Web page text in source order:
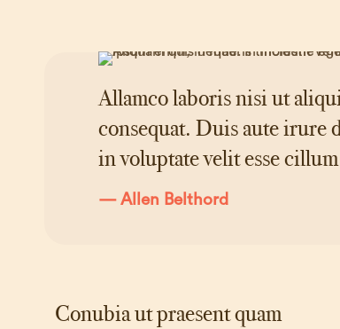
Allamco laboris nisi ut
consequat. Duis aute irure
in voluptate velit esse
— Allen Belthord
Conubia ut praesent quam